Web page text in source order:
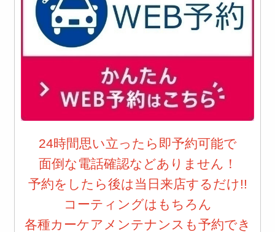
24時間思い立ったら即予約可能で
面倒な電話確認などありません！
予約をしたら後は当日来店するだけ!!
コーティングはもちろん
各種カーケアメンテナンスも予約でき